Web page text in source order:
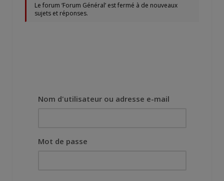
Le forum ‘Forum Général’ est fermé à de nouveaux
sujets et réponses.
Nom d'utilisateur ou adresse e-mail
Mot de passe